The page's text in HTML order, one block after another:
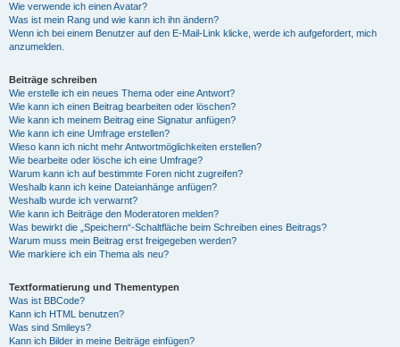
Wie verwende ich einen Avatar?
Was ist mein Rang und wie kann ich ihn ändern?
Wenn ich bei einem Benutzer auf den E-Mail-Link klicke, werde ich aufgefordert, mich
anzumelden.
Beiträge schreiben
Wie erstelle ich ein neues Thema oder eine Antwort?
Wie kann ich einen Beitrag bearbeiten oder löschen?
Wie kann ich meinem Beitrag eine Signatur anfügen?
Wie kann ich eine Umfrage erstellen?
Wieso kann ich nicht mehr Antwortmöglichkeiten erstellen?
Wie bearbeite oder lösche ich eine Umfrage?
Warum kann ich auf bestimmte Foren nicht zugreifen?
Weshalb kann ich keine Dateianhänge anfügen?
Weshalb wurde ich verwarnt?
Wie kann ich Beiträge den Moderatoren melden?
Was bewirkt die „Speichern“-Schaltfläche beim Schreiben eines Beitrags?
Warum muss mein Beitrag erst freigegeben werden?
Wie markiere ich ein Thema als neu?
Textformatierung und Thementypen
Was ist BBCode?
Kann ich HTML benutzen?
Was sind Smileys?
Kann ich Bilder in meine Beiträge einfügen?